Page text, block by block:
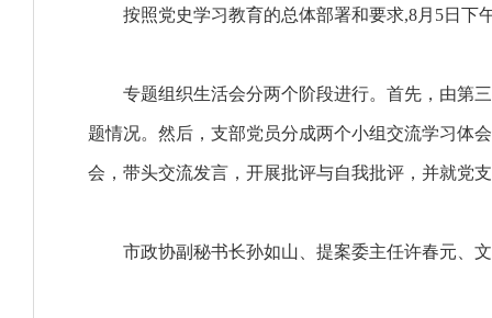
按照党史学习教育的总体部署和要求,8月5日下
专题组织生活会分两个阶段进行。首先，由第三
题情况。然后，支部党员分成两个小组交流学习体
会，带头交流发言，开展批评与自我批评，并就党
市政协副秘书长孙如山、提案委主任许春元、文